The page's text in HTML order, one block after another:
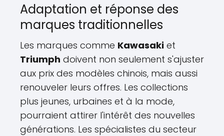
Adaptation et réponse des
marques traditionnelles
Les marques comme Kawasaki et
Triumph doivent non seulement s'ajuster
aux prix des modèles chinois, mais aussi
renouveler leurs offres. Les collections
plus jeunes, urbaines et à la mode,
pourraient attirer l'intérêt des nouvelles
générations. Les spécialistes du secteur